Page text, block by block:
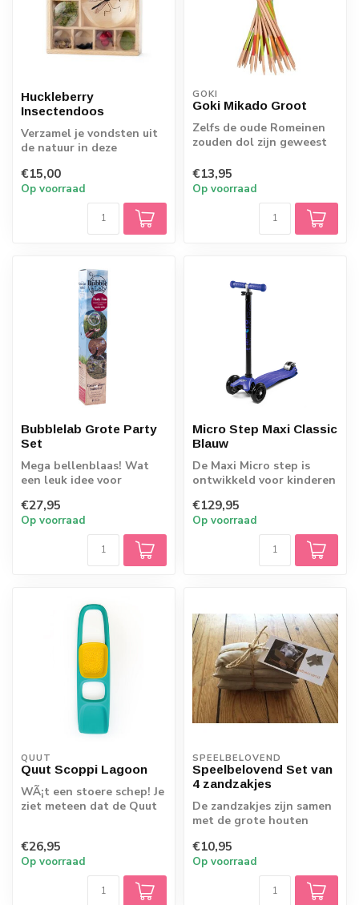
Huckleberry
Insectendoos
Verzamel je vondsten uit
de natuur in deze
ingebouwde vergrootg...
€15,00
Op voorraad
GOKI
Goki Mikado Groot
Zelfs de oude Romeinen
zouden dol zijn geweest
nog steeds...
€13,95
Op voorraad
Bubblelab Grote Party
Set
Mega bellenblaas! Wat
een leuk idee voor
€27,95
Op voorraad
Micro Step Maxi Classic
Blauw
De Maxi Micro step is
ontwikkeld voor kinderen
step h...
€129,95
Op voorraad
QUUT
Quut Scoppi Lagoon
WÃ¡t een stoere schep! Je
ziet meteen dat de Quut
€26,95
Op voorraad
SPEELBELOVEND
Speelbelovend Set van
4 zandzakjes
De zandzakjes zijn samen
met de grote houten
Speelbelovend ideaal v...
€10,95
Op voorraad